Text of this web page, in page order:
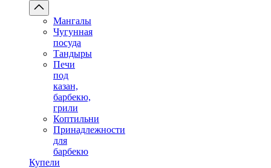
Мангалы
Чугунная
посуда
Тандыры
Печи
под
казан,
барбекю,
грили
Коптильни
Принадлежности
для
барбекю
Купели